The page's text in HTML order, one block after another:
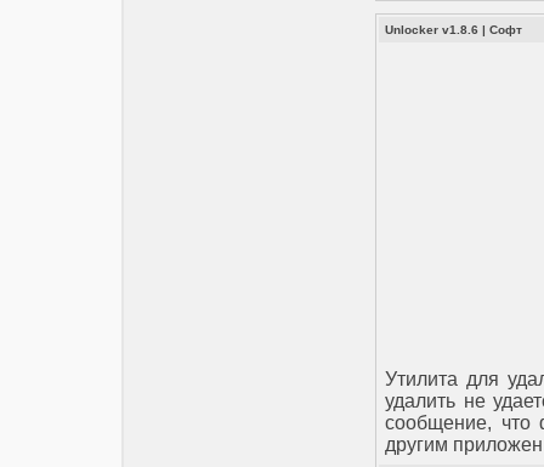
Unlocker v1.8.6 | Софт
Утилита для
удалить не
сообщение, что
другим